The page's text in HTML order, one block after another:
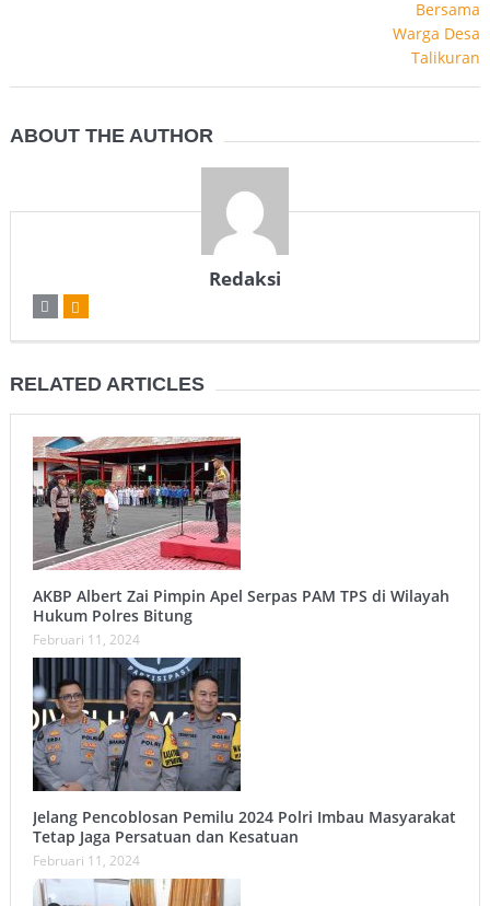
ABOUT THE AUTHOR
Redaksi
RELATED ARTICLES
AKBP Albert Zai Pimpin Apel Serpas PAM TPS di Wilayah
Hukum Polres Bitung
Februari 11, 2024
Jelang Pencoblosan Pemilu 2024 Polri Imbau Masyarakat
Tetap Jaga Persatuan dan Kesatuan
Februari 11, 2024